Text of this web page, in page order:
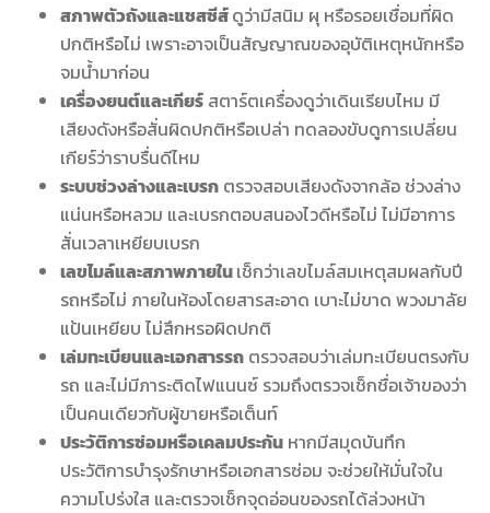
สภาพตัวถังและแชสซีส์ดูว่ามีสนิม ผุ หรือรอยเชื่อมที่ผิด
ปกติหรือไม่ เพราะอาจเป็นสัญญาณของอุบัติเหตุหนักหรือ
จมน้ำมาก่อน
เครื่องยนต์และเกียร์ สตาร์ตเครื่องดูว่าเดินเรียบไหม มี
เสียงดังหรือสั่นผิดปกติหรือเปล่า ทดลองขับดูการเปลี่ยน
เกียร์ว่าราบรื่นดีไหม
ระบบช่วงล่างและเบรก ตรวจสอบเสียงดังจากล้อ ช่วงล่าง
แน่นหรือหลวม และเบรกตอบสนองไวดีหรือไม่ ไม่มีอาการ
สั่นเวลาเหยียบเบรก
เลขไมล์และสภาพภายในเช็กว่าเลขไมล์สมเหตุสมผลกับปี
รถหรือไม่ ภายในห้องโดยสารสะอาด เบาะไม่ขาด พวงมาลัย
แป้นเหยียบ ไม่สึกหรอผิดปกติ
เล่มทะเบียนและเอกสารรถ ตรวจสอบว่าเล่มทะเบียนตรงกับ
รถ และไม่มีภาระติดไฟแนนซ์ รวมถึงตรวจเช็กชื่อเจ้าของว่า
เป็นคนเดียวกับผู้ขายหรือเต็นท์
ประวัติการซ่อมหรือเคลมประกัน หากมีสมุดบันทึก
ประวัติการบำรุงรักษาหรือเอกสารซ่อม จะช่วยให้มั่นใจใน
ความโปร่งใส และตรวจเช็กจุดอ่อนของรถได้ล่วงหน้า